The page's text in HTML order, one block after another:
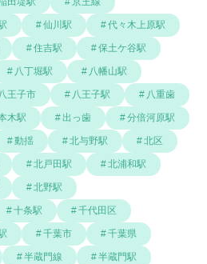
仙川駅 代々木上原駅
住吉駅 保土ケ谷駅
八丁堀駅 八幡山駅
王子市 八王子駅 八重歯
木駅 出っ歯 分倍河原駅
動揺 北与野駅 北区
北戸田駅 北浦和駅
北野駅
十条駅 千代田区
千葉市 千葉県
半蔵門線 半蔵門駅